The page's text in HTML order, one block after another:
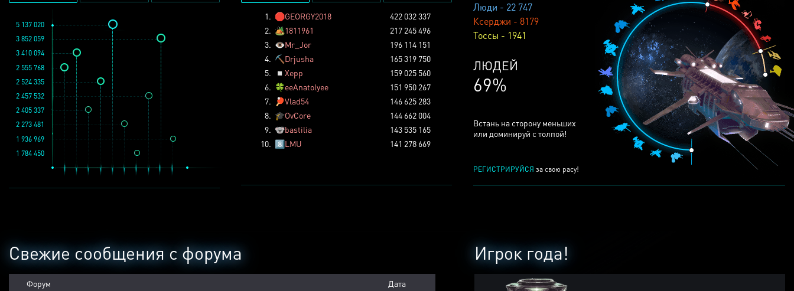
Люди - 22 747
Ксерджи - 8179
Тоссы - 1941
КСЕРДЖЕЙ
24%
Встань на сторону меньших
или доминируй с толпой!
РЕГИСТРИРУЙСЯ за свою расу!
1 936 969
3 852 059
2 457 532
1 784 450
2 273 481
5 137 020
2 524 335
2 405 337
3 410 094
2 555 768
1. 🛑GEORGY2018
422 032 337
2. 🏕️1811961
217 245 496
3. 👁️Mr_Jor
196 114 151
4. ⛏️ Drjusha
165 319 750
5.
◽ Xepp
159 025 560
6. 🍀eeAnatolyee
151 950 267
7.
🏓Vlad54
146 625 283
8. 🎓OvCore
144 662 004
9. 🐨bastilia
143 535 165
10. 8️⃣LMU 141 278 669
Игрок года!
Свежие сообщения с форума
Форум Дата